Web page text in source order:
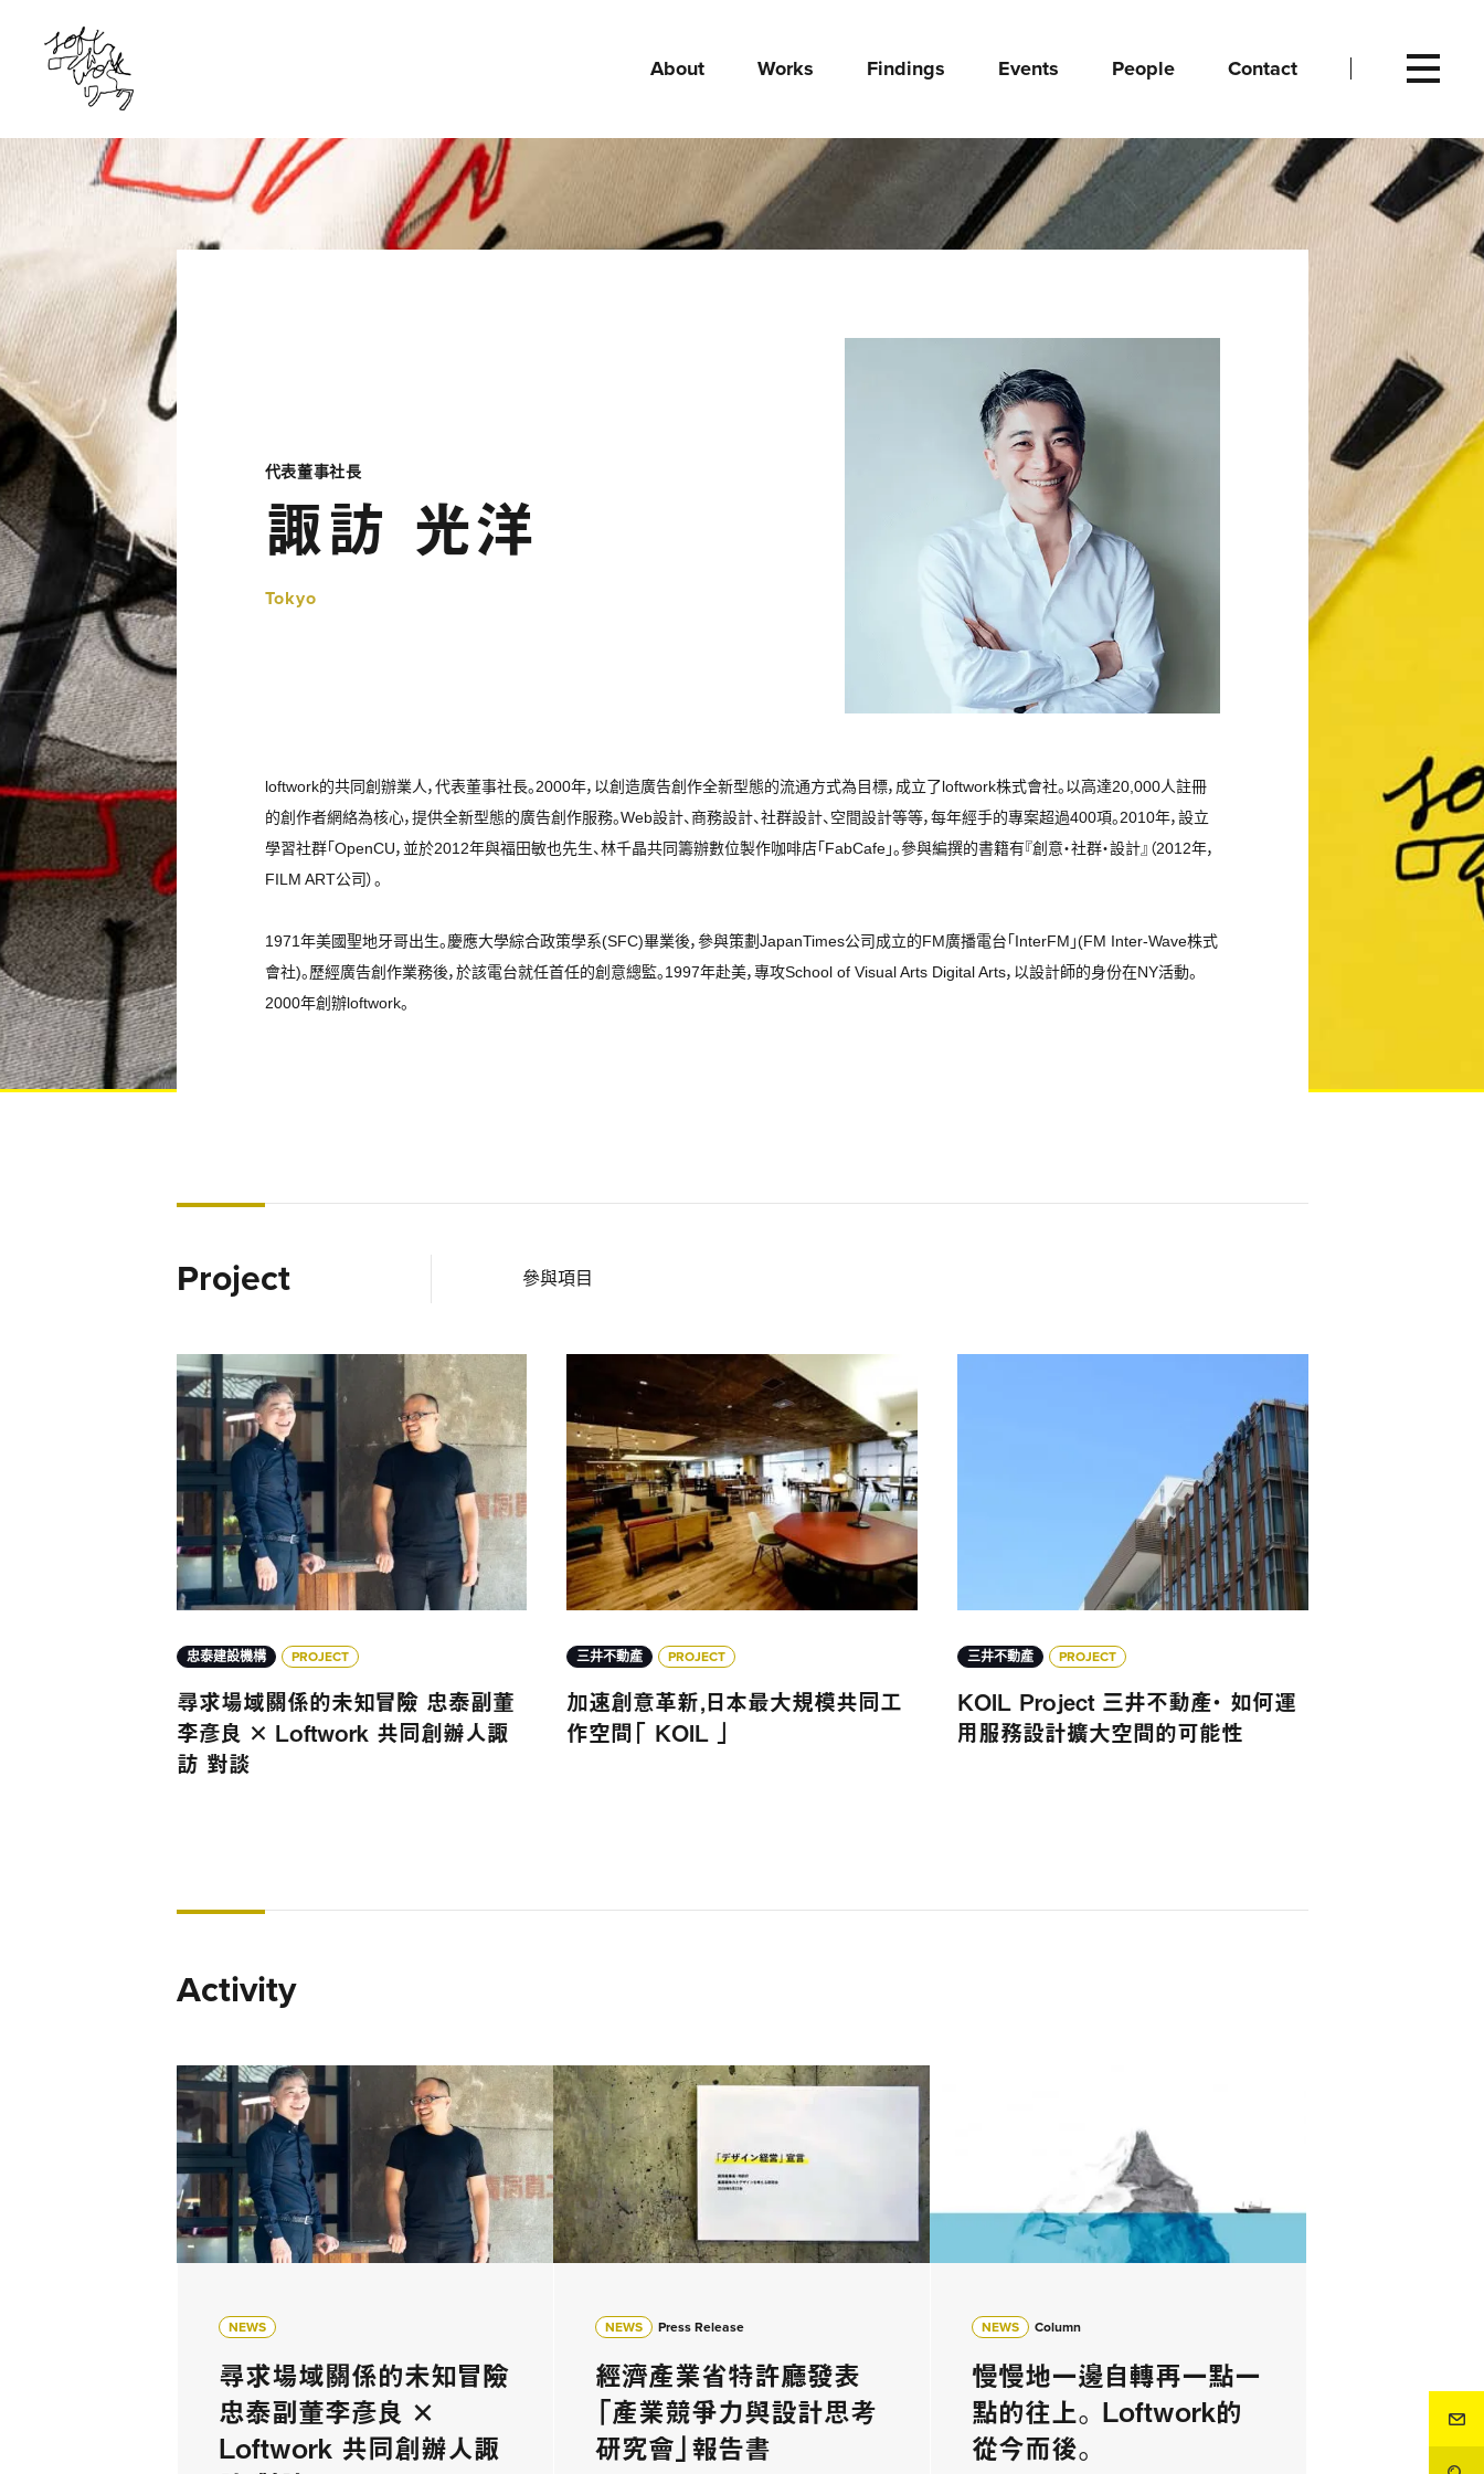
About Works Findings Events People Contact
代表董事社長
諏訪 光洋
Tokyo
loftwork的共同創辦業人，代表董事社長。2000年，以創造廣告創作全新型態的流通方式為目標，成立了loftwork株式會社。以高達20,000人註冊
的創作者網絡為核心，提供全新型態的廣告創作服務。Web設計、商務設計、社群設計、空間設計等等，每年經手的專案超過400項。2010年，設立
學習社群「OpenCU，並於2012年與福田敏也先生、林千晶共同籌辦數位製作咖啡店「FabCafe」。參與編撰的書籍有『創意・社群・設計』（2012年，
FILM ART公司）。
1971年美國聖地牙哥出生。慶應大學綜合政策學系(SFC)畢業後，參與策劃JapanTimes公司成立的FM廣播電台「InterFM」(FM Inter-Wave株式
會社)。歷經廣告創作業務後，於該電台就任首任的創意總監。1997年赴美，專攻School of Visual Arts Digital Arts，以設計師的身份在NY活動。
2000年創辦loftwork。
Project 參與項目
忠泰建設機構 PROJECT
尋求場域關係的未知冒險 忠泰副董
李彥良 × Loftwork 共同創辦人諏
訪 對談
尋求場域關係的未知冒險 忠泰副董李彥良 × Loftwork 共同創辦人諏訪 對談
三井不動產 PROJECT
加速創意革新，日本最大規模共同工
作空間「 KOIL 」
加速創意革新，日本最大規模共同工作空間「 KOIL 」
三井不動產 PROJECT
KOIL Project 三井不動產・ 如何運
用服務設計擴大空間的可能性
Activity
NEWS
尋求場域關係的未知冒險
忠泰副董李彥良 ×
Loftwork 共同創辦人諏
NEWS Press Release
經濟產業省特許廳發表
「產業競爭力與設計思考
研究會」報告書
NEWS Column
慢慢地一邊自轉再一點一
點的往上。 Loftwork的
從今而後。